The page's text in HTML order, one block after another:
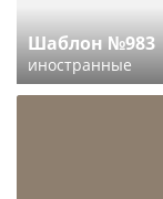
Шаблон №983
иностранные